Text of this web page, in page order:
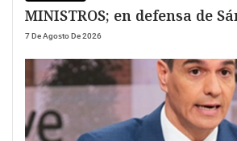
MINISTROS; en defensa de
7 De Agosto De 2026